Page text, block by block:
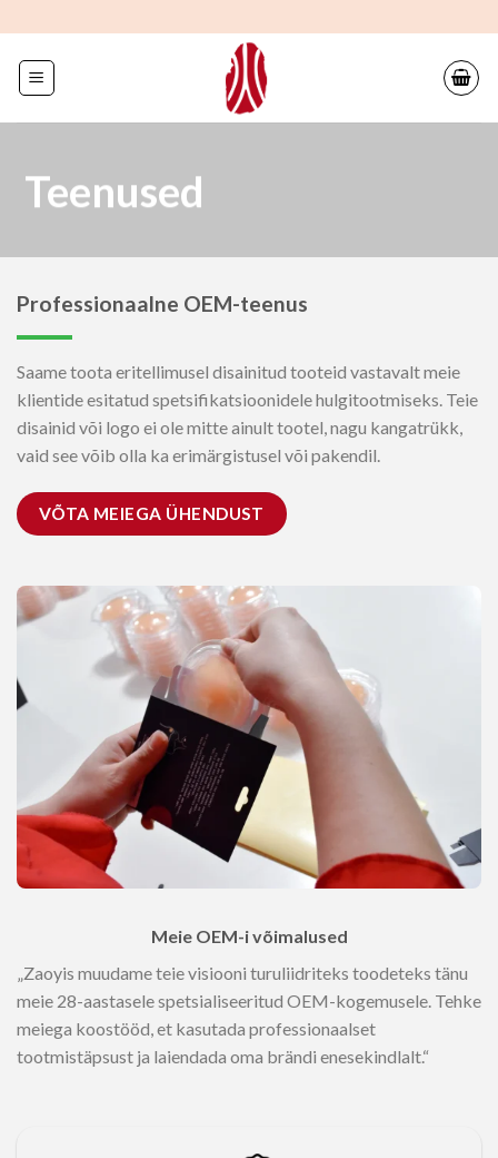
sisu
juurde
Teenused
Professionaalne OEM-teenus
Saame toota eritellimusel disainitud tooteid vastavalt meie
klientide esitatud spetsifikatsioonidele hulgitootmiseks. Teie
disainid või logo ei ole mitte ainult tootel, nagu kangatrükk,
vaid see võib olla ka erimärgistusel või pakendil.
VÕTA MEIEGA ÜHENDUST
Meie OEM-i võimalused
„Zaoyis muudame teie visiooni turuliidriteks toodeteks tänu
meie 28-aastasele spetsialiseeritud OEM-kogemusele. Tehke
meiega koostööd, et kasutada professionaalset
tootmistäpsust ja laiendada oma brändi enesekindlalt.“